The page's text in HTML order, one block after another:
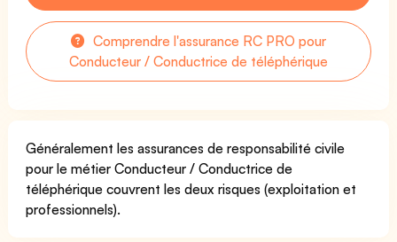
Comprendre l'assurance RC PRO pour
Conducteur / Conductrice de téléphérique
Généralement les assurances de responsabilité civile
pour le métier Conducteur / Conductrice de
téléphérique couvrent les deux risques (exploitation et
professionnels).